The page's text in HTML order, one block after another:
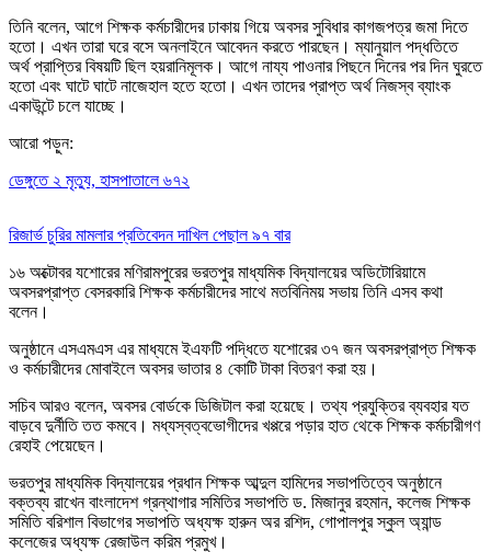
তিনি বলেন, আগে শিক্ষক কর্মচারীদের ঢাকায় গিয়ে অবসর সুবিধার কাগজপত্র জমা দিতে
হতো। এখন তারা ঘরে বসে অনলাইনে আবেদন করতে পারছেন। ম্যানুয়াল পদ্ধতিতে
অর্থ প্রাপ্তির বিষয়টি ছিল হয়রানিমূলক। আগে নায্য পাওনার পিছনে দিনের পর দিন ঘুরতে
হতো এবং ঘাটে ঘাটে নাজেহাল হতে হতো। এখন তাদের প্রাপ্ত অর্থ নিজস্ব ব্যাংক
একাউন্টে চলে যাচ্ছে।
আরো পড়ুন:
ডেঙ্গুতে ২ মৃত্যু, হাসপাতালে ৬৭২
রিজার্ভ চুরির মামলার প্রতিবেদন দাখিল পেছাল ৯৭ বার
১৬ অক্টোবর যশোরের মণিরামপুরের ভরতপুর মাধ্যমিক বিদ্যালয়ের অডিটোরিয়ামে
অবসরপ্রাপ্ত বেসরকারি শিক্ষক কর্মচারীদের সাথে মতবিনিময় সভায় তিনি এসব কথা
বলেন।
অনুষ্ঠানে এসএমএস এর মাধ্যমে ইএফটি পদ্ধিতে যশোরের ৩৭ জন অবসরপ্রাপ্ত শিক্ষক
ও কর্মচারীদের মোবাইলে অবসর ভাতার ৪ কোটি টাকা বিতরণ করা হয়।
সচিব আরও বলেন, অবসর বোর্ডকে ডিজিটাল করা হয়েছে। তথ্য প্রযুক্তির ব্যবহার যত
বাড়বে দুর্নীতি তত কমবে। মধ্যস্বত্বভোগীদের খপ্পরে পড়ার হাত থেকে শিক্ষক কর্মচারীগণ
রেহাই পেয়েছেন।
ভরতপুর মাধ্যমিক বিদ্যালয়ের প্রধান শিক্ষক আব্দুল হামিদের সভাপতিত্বে অনুষ্ঠানে
বক্তব্য রাখেন বাংলাদেশ গ্রন্থাগার সমিতির সভাপতি ড. মিজানুর রহমান, কলেজ শিক্ষক
সমিতি বরিশাল বিভাগের সভাপতি অধ্যক্ষ হারুন অর রশিদ, গোপালপুর স্কুল অ্যান্ড
কলেজের অধ্যক্ষ রেজাউল করিম প্রমুখ।